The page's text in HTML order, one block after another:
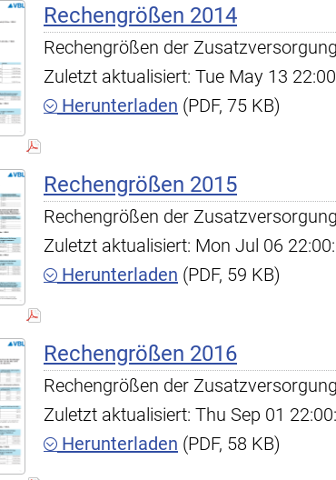
Rechengrößen 2014
Rechengrößen der
Zuletzt aktualisiert: Tue May 13
Herunterladen (PDF, 75 KB)
Rechengrößen 2015
Rechengrößen der
Zuletzt aktualisiert: Mon Jul 06
Herunterladen (PDF, 59 KB)
Rechengrößen 2016
Rechengrößen der
Zuletzt aktualisiert: Thu Sep 01
Herunterladen (PDF, 58 KB)